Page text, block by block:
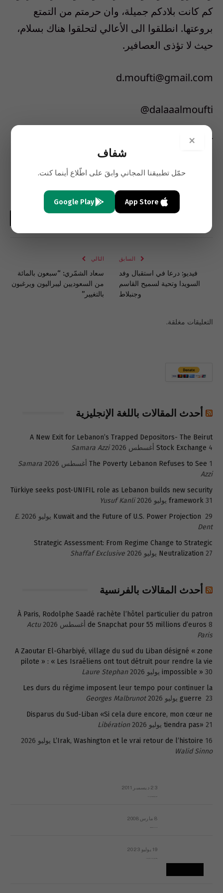
كم كانت بلادكم جميلة، وان حرمتم من التمتع
بروعتها. انطلقوا الى الأعالي لتحلقوا هناك بسلام،
حيث لا تؤذى العصافير.
d.moufti@gmail.com
dalaaalmoufti@
كاتبة كويتية
Copy
السابق
فيديو: درعا في استقبال وفد
السويدا وتحية لسميح القاسم
وجنبلاط
التالي
سعاد الشمّري: “سبعون بالمائة
من السعوديين ليبراليون ويرغبون
بالتغيير”
التعليقات مغلقة.
أحدث المقالات باللغة الإنجليزية
A New Exit for Lebanon’s Trapped Depositors- The Beirut
Stock Exchange 4 أغسطس 2026
Samara Azzi
The Poverty Lebanon Refuses to See 1 أغسطس 2026
Samara
Azzi
Türkiye seeks post-UNIFIL role as Lebanon builds new security
framework 31 يوليو 2026
Yusuf Kanli
Kuwait and the Future of U.S. Power Projection 29 يوليو 2026
E.
Dent
Strategic Assessment: From Regime Change to Strategic
Neutralization 27 يوليو 2026 Shaffaf Exclusive
أحدث المقالات بالفرنسية
À Paris, Rodolphe Saadé rachète l’hôtel particulier du patron
de Snapchat pour 55 millions d’euros 8 أغسطس 2026
Actu
Paris
A Zaoutar El-Gharbiyé, village du sud du Liban désigné « zone
pilote » : « Les Israéliens ont tout détruit pour rendre la vie
impossible » 30 يوليو 2026
Laure Stephan
Les durs du régime imposent leur tempo pour continuer la
guerre 23 يوليو 2026
Georges Malbrunot
Disparus du Sud-Liban «Si cela dure encore, mon cœur ne
tiendra pas» 21 يوليو 2026
Libération
L’Irak, Washington et le vrai retour de l’histoire 16 يوليو 2026
Walid Sinno
23 ديسمبر 2011
8 مارس 2008
19 يوليو 2023
×
شفاف
حمّل تطبيقنا المجاني وابقَ على اطّلاع أينما كنت.
App Store
Google Play